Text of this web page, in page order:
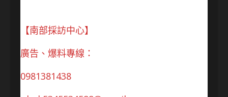
【南部採訪中心】
廣告、爆料專線：
0981381438